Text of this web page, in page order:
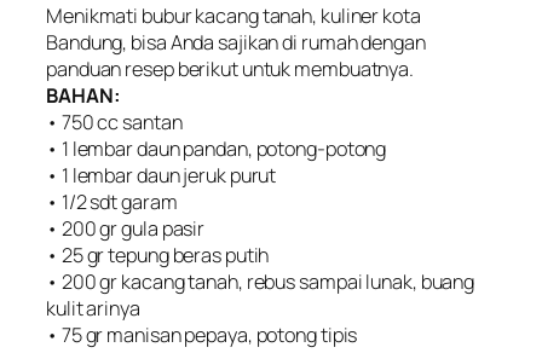
Menikmati bubur kacang tanah, kuliner kota
Bandung, bisa Anda sajikan di rumah dengan
panduan resep berikut untuk membuatnya.
BAHAN:
• 750 cc santan
• 1 lembar daun pandan, potong-potong
• 1 lembar daun jeruk purut
• 1/2 sdt garam
• 200 gr gula pasir
• 25 gr tepung beras putih
• 200 gr kacang tanah, rebus sampai lunak, buang
kulit arinya
• 75 gr manisan pepaya, potong tipis